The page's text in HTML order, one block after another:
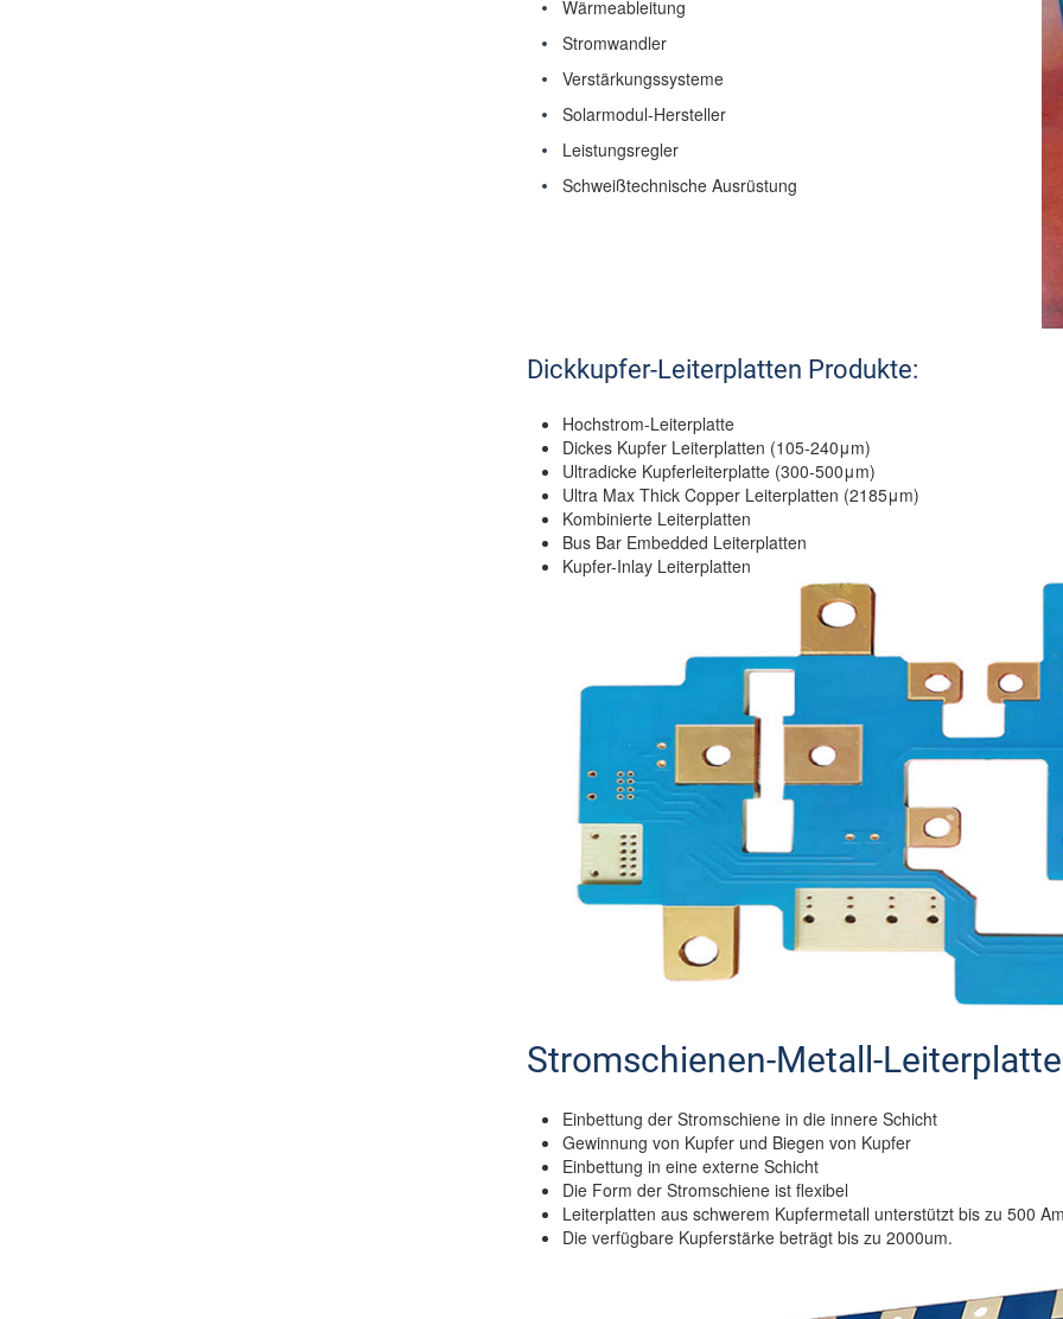
Wärmeableitung
Stromwandler
Verstärkungssysteme
Solarmodul-Hersteller
Leistungsregler
Schweißtechnische Ausrüstung
Dickkupfer-Leiterplatten Produkte:
Hochstrom-Leiterplatte
Dickes Kupfer Leiterplatten (105-240μm)
Ultradicke Kupferleiterplatte (300-500μm)
Ultra Max Thick Copper Leiterplatten (2185μm)
Kombinierte Leiterplatten
Bus Bar Embedded Leiterplatten
Kupfer-Inlay Leiterplatten
Stromschienen-Metall-
Einbettung der Stromschiene in die innere Schicht
Gewinnung von Kupfer und Biegen von Kupfer
Einbettung in eine externe Schicht
Die Form der Stromschiene ist flexibel
Leiterplatten aus schwerem Kupfermetall unterstützt bis zu 500
Die verfügbare Kupferstärke beträgt bis zu 2000um.